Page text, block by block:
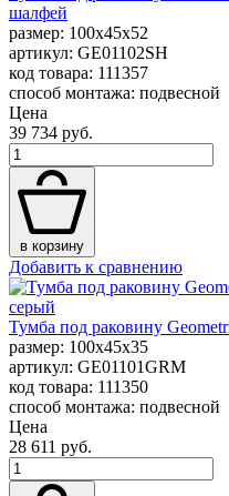
шалфей
размер: 100x45x52
артикул: GE01102SH
код товара: 111357
способ монтажа: подвесной
Цена
39 734 руб.
в корзину
Добавить к сравнению
Тумба под раковину
размер: 100x45x35
артикул: GE01101GRM
код товара: 111350
способ монтажа: подвесной
Цена
28 611 руб.